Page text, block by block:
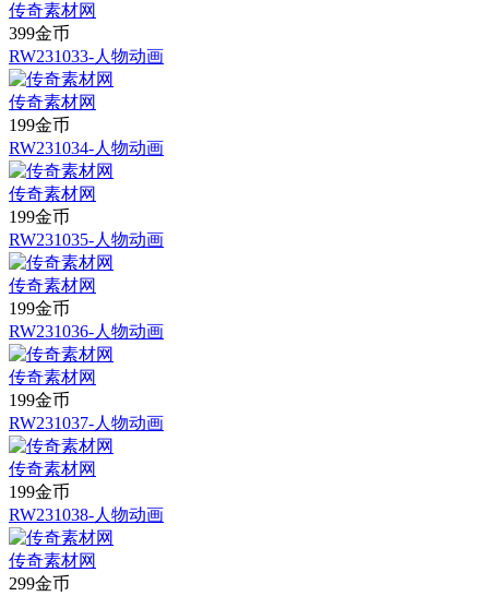
传奇素材网
399金币
RW231033-人物动画
传奇素材网
199金币
RW231034-人物动画
传奇素材网
199金币
RW231035-人物动画
传奇素材网
199金币
RW231036-人物动画
传奇素材网
199金币
RW231037-人物动画
传奇素材网
199金币
RW231038-人物动画
传奇素材网
299金币